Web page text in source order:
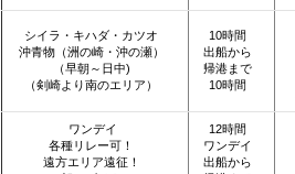
シイラ・キハダ・カツオ
沖青物（洲の崎・沖の瀬）
（早朝～日中)
（剣崎より南のエリア）
10時間
出船から
帰港まで
10時間
ワンデイ
各種リレー可！
遠方エリア遠征！
12時間
ワンデイ
出船から